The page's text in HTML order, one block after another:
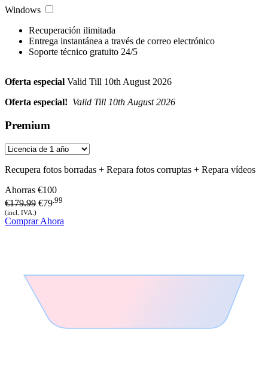
Windows
Recuperación ilimitada
Entrega instantánea a través de correo electrónico
Soporte técnico gratuito 24/5
Oferta especial Valid Till 10th August 2026
Oferta especial! Valid Till 10th August 2026
Premium
Recupera fotos borradas + Repara fotos corruptas + Repara vídeos
Ahorras €100
€179.99 €79 .99
(incl. IVA.)
Comprar Ahora